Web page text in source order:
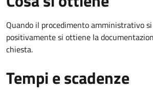
Quando il procedimento amministrativo
positivamente si ottiene la
chiesta.
Tempi e scadenze